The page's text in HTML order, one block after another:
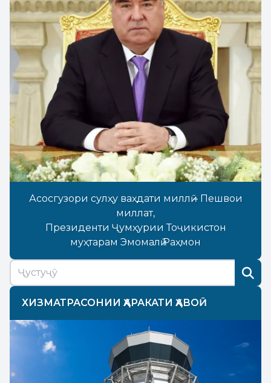
Асосгузори сулҳу ваҳдати миллӣ – Пешвои
миллат,
Президенти Ҷумҳурии Тоҷикистон
муҳтарам Эмомалӣ Раҳмон
ХИЗМАТРАСОНИИ ҲАРАКАТИ ҲАВОӢ